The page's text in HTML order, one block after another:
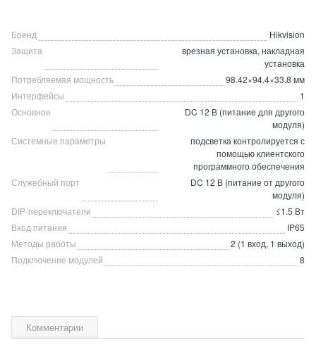
Бренд
Hikvision
Защита
врезная установка, накладная
установка
Потребляемая мощность
98.42×94.4×33.8 мм
Интерфейсы
1
Основное
DC 12 В (питание для другого
модуля)
Системные параметры
подсветка контролируется с
помощью клиентского
программного обеспечения
Служебный порт
DC 12 В (питание от другого
модуля)
DIP-переключатели
≤1.5 Вт
Вход питания
IP65
Методы работы
2 (1 вход, 1 выход)
Подключение модулей
8
Комментарии